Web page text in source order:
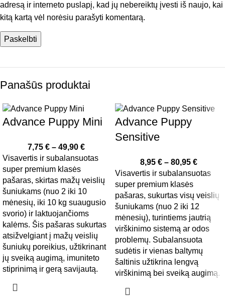
adresą ir interneto puslapį, kad jų nebereiktų įvesti iš naujo, kai
kitą kartą vėl norėsiu parašyti komentarą.
Panašūs produktai
Advance Puppy Mini
7,75 € – 49,90 €
Visavertis ir subalansuotas
super premium klasės
pašaras, skirtas mažų veislių
šuniukams (nuo 2 iki 10
mėnesių, iki 10 kg suaugusio
svorio) ir laktuojančioms
kalėms. Šis pašaras sukurtas
atsižvelgiant į mažų veislių
šuniukų poreikius, užtikrinant
jų sveiką augimą, imuniteto
stiprinimą ir gerą savijautą.
Advance Puppy
Sensitive
8,95 € – 80,95 €
Visavertis ir subalansuotas
super premium klasės
pašaras, sukurtas visų veislių
šuniukams (nuo 2 iki 12
mėnesių), turintiems jautrią
virškinimo sistemą ar odos
problemų. Subalansuota
sudėtis ir vienas baltymų
šaltinis užtikrina lengvą
virškinimą bei sveiką augimą.